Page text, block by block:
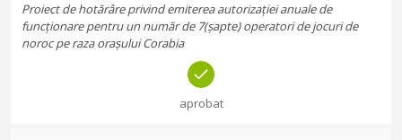
Proiect de hotărâre privind emiterea autorizației anuale de
funcționare pentru un număr de 7(șapte) operatori de jocuri de
noroc pe raza orașului Corabia
aprobat